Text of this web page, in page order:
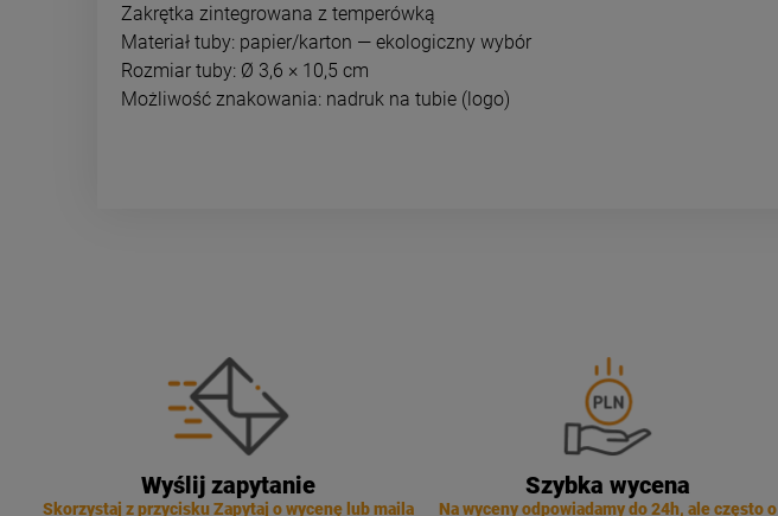
Zakrętka zintegrowana z temperówką
Materiał tuby: papier/karton — ekologiczny wybór
Rozmiar tuby: Ø 3,6 × 10,5 cm
Możliwość znakowania: nadruk na tubie (logo)
Wyślij zapytanie
Skorzystaj z przycisku Zapytaj o wycenę lub maila
Szybka wycena
Na wyceny odpowiadamy do 24h, ale często o